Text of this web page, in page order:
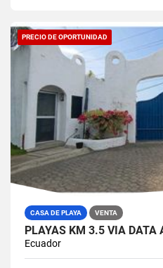
PRECIO DE OPORTUNIDAD
CASA DE PLAYA VENTA
Ecuador